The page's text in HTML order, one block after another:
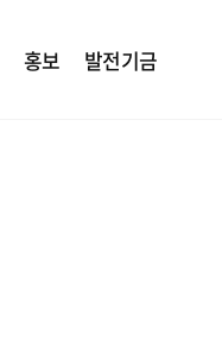
홍보 발전기금